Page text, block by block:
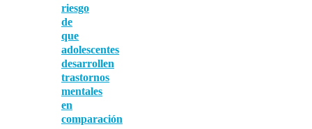
riesgo
de
que
adolescentes
desarrollen
trastornos
mentales
en
comparación